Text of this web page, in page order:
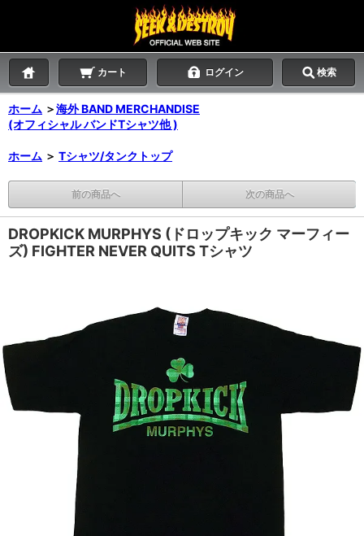
カート ログイン 検索
ホーム ＞海外 BAND MERCHANDISE
(オフィシャル バンドTシャツ他 )
ホーム ＞ Tシャツ/タンクトップ
前の商品へ 次の商品へ
DROPKICK MURPHYS (ドロップキック マーフィー
ズ) FIGHTER NEVER QUITS Tシャツ